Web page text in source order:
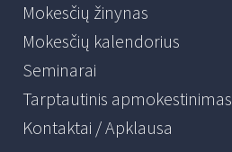
Mokesčių žinynas
Mokesčių kalendorius
Seminarai
Tarptautinis apmokestinimas
Kontaktai / Apklausa